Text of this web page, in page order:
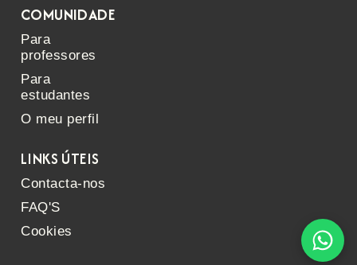
COMUNIDADE
Para
professores
Para
estudantes
O meu perfil
LINKS ÚTEIS
Contacta-nos
FAQ'S
Cookies